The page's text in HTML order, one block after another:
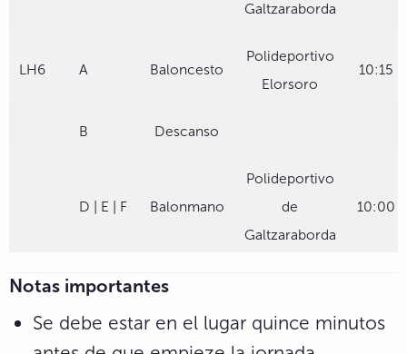
Galtzaraborda
LH6 A Baloncesto
Polideportivo
Elorsoro
10:15
B Descanso
D | E | F Balonmano
Polideportivo
de
Galtzaraborda
10:00
Notas importantes
Se debe estar en el lugar quince minutos